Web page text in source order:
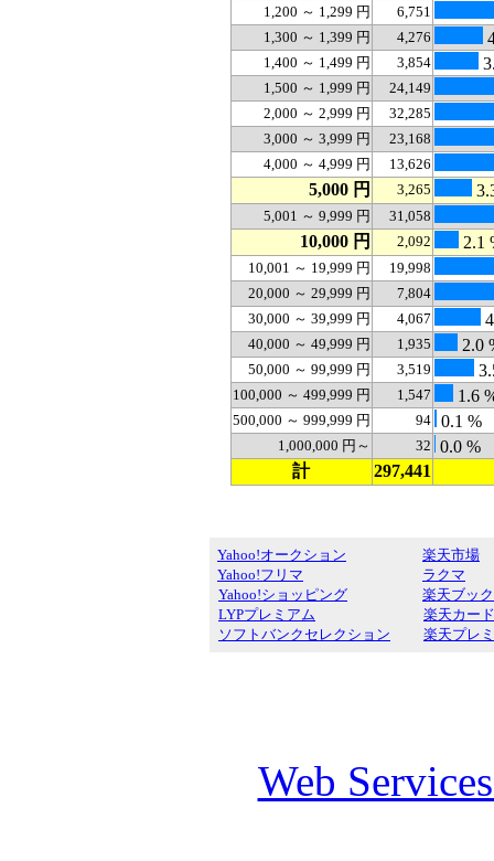
1,200 ～ 1,299 円
6,751
1,300 ～ 1,399 円
4,276
1,400 ～ 1,499 円 3,854
1,500 ～ 1,999 円
24,149
2,000 ～ 2,999 円
32,285
3,000 ～ 3,999 円
23,168
4,000 ～ 4,999 円
13,626
5,000 円 3,265
5,001 ～ 9,999 円 31,058
10,000 円 2,092 2.1
10,001 ～ 19,999 円
19,998
20,000 ～ 29,999 円
7,804
30,000 ～ 39,999 円
4,067
40,000 ～ 49,999 円 1,935 2.0
50,000 ～ 99,999 円 3,519
100,000 ～ 499,999 円 1,547 1.6
500,000 ～ 999,999 円 94 0.1 %
1,000,000 円～ 32 0.0 %
計
297,441
Yahoo!オークション
Yahoo!フリマ
Yahoo!ショッピング
LYPプレミアム
ソフトバンクセレクション
楽天市場
ラクマ
楽天ブッ
楽天カード
楽天プレ
Web